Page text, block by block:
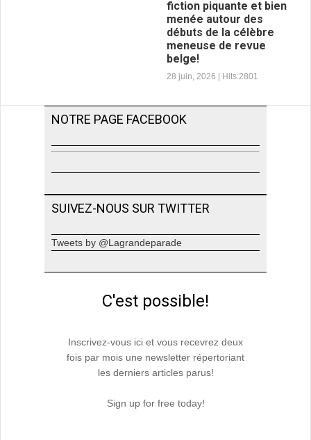
fiction piquante et bien
menée autour des
débuts de la célèbre
meneuse de revue
belge!
28 juin, 2026 | Hits:2801
une fiction piquante
autour des débuts
meneuse de revue
belge!
Par Félix Brun -
Lagrandeparade.com/ 1949.
Le Bœuf sur le toit » où se
NOTRE PAGE FACEBOOK
SUIVEZ-NOUS SUR TWITTER
Tweets by @Lagrandeparade
C'est possible!
Inscrivez-vous ici et vous recevrez deux
fois par mois une newsletter répertoriant
les derniers articles parus!
Sign up for free today!